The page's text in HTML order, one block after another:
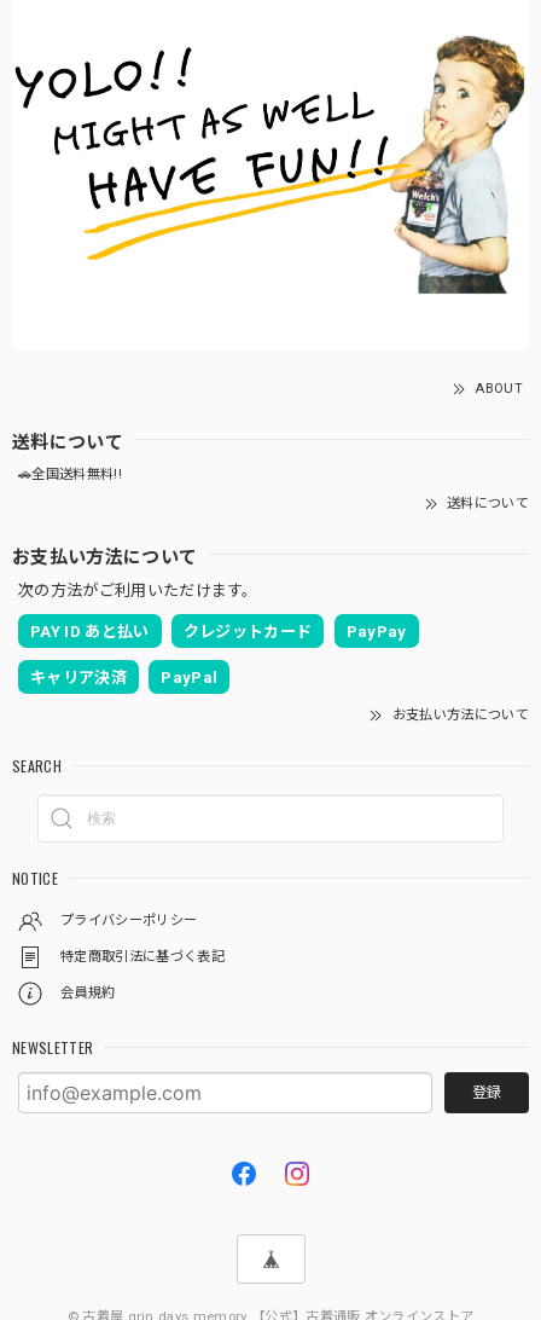
ABOUT
送料について
🚗全国送料無料!!
送料について
お支払い方法について
次の方法がご利用いただけます。
PAY ID あと払い クレジットカード PayPay
キャリア決済 PayPal
お支払い方法について
SEARCH
NOTICE
プライバシーポリシー
特定商取引法に基づく表記
会員規約
NEWSLETTER
登録